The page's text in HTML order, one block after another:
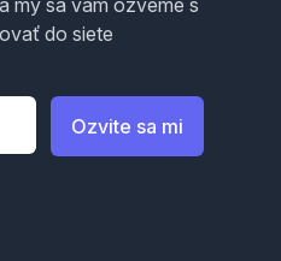
my sa vám ozveme s
do siete
Ozvite sa mi